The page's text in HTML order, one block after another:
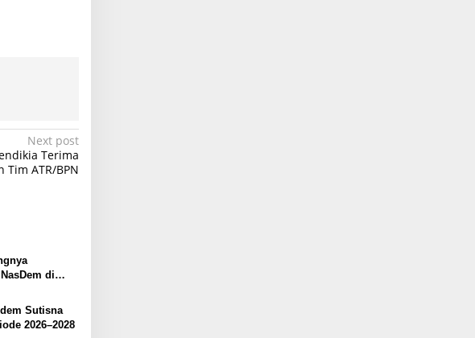
Next post
Terima
Tim ATR/BPN
di
Sutisna
2026–2028